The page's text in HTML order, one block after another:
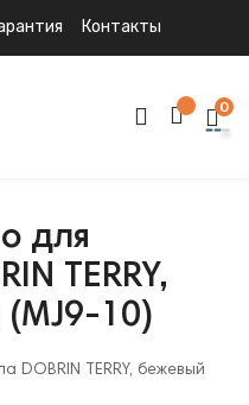
Контакты
0
для
TERRY,
10)